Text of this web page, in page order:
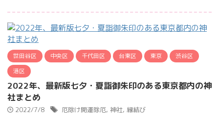
世田谷区 中央区 千代田区 台東区 東京
渋谷区
港区
2022年、最新版七夕・夏詣御朱印のある東京都内の神
社まとめ
2022/7/8 厄除け開運除厄, 神社, 縁結び